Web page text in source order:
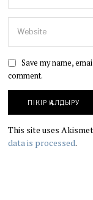
Save my name,
comment.
This site uses
data is processed.